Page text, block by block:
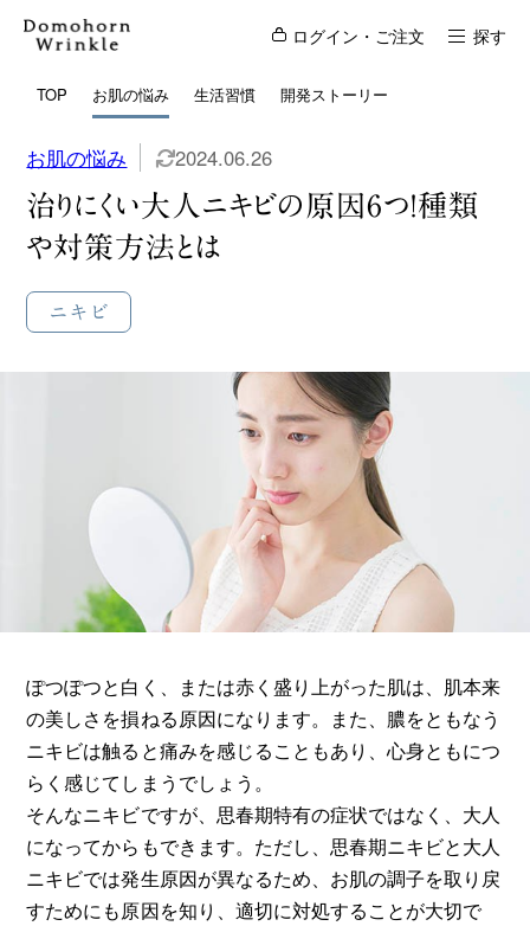
ログイン・ご注文 探す
TOP お肌の悩み 生活習慣 開発ストーリー
お肌の悩み 2024.06.26
治りにくい大人ニキビの原因6つ！種類
や対策方法とは
ニキビ
ぽつぽつと白く、または赤く盛り上がった肌は、肌本来
の美しさを損ねる原因になります。また、膿をともなう
ニキビは触ると痛みを感じることもあり、心身ともにつ
らく感じてしまうでしょう。
そんなニキビですが、思春期特有の症状ではなく、大人
になってからもできます。ただし、思春期ニキビと大人
ニキビでは発生原因が異なるため、お肌の調子を取り戻
すためにも原因を知り、適切に対処することが大切で